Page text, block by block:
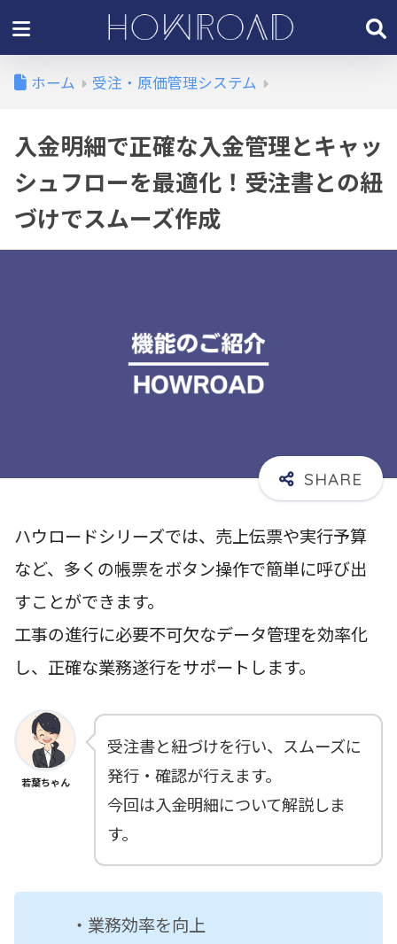
ホーム 受注・原価管理システム
入金明細で正確な入金管理とキャッ
シュフローを最適化！受注書との紐
づけでスムーズ作成
ハウロードシリーズでは、売上伝票や実行予算
など、多くの帳票をボタン操作で簡単に呼び出
すことができます。
工事の進行に必要不可欠なデータ管理を効率化
し、正確な業務遂行をサポートします。
若葉ちゃん
受注書と紐づけを行い、スムーズに
発行・確認が行えます。
今回は入金明細について解説しま
す。
・業務効率を向上